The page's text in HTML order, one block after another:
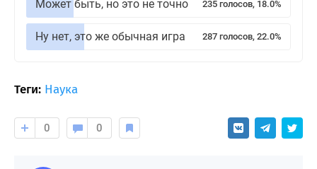
Может быть, но это не точно 235 голосов, 18.0%
Ну нет, это же обычная игра 287 голосов, 22.0%
Теги: Наука
0 0